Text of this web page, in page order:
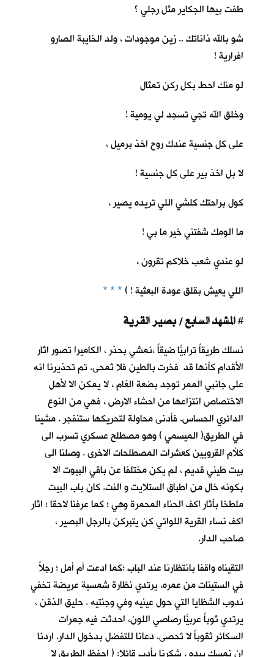
طفت بيها الجكاير مثل رجلي ؟
شو بالله ذاناتك .. زين موجودات ، ولد الخايبة الصارو
افرارية !
لو منك احط بكل ركن تمثال
وخلق الله تجي تسجد لي يومية !
على كل جنسية عندك روح اخذ برميل ،
لا بل اخذ بير على كل جنسية !
كول براحتك كلشي اللي تريده يصير ،
ما الومك شفتني خير ما بي !
لو عندي شعب خلاكم تقرون ،
اللي يعيش بقلق عودة البعثية ! )* * *
# المشهد السابع / بصير القرية
نسلك طريقاً ترابيّاً ضيقاً ،نمشي بحذر ، الكاميرا تصور اثار
الأقدام كأنها قد فخرت بالطين فلا تُمحى. تم تحذيرنا انه
على جانبي الممر توجد بضعة الغام ، لا يمكن الا لأهل
الاختصاص انتزاعها من احشاء الارض ، فهي من النوع
الدائري الحساس. فأدنى محاولة لتحريكها ستنفجر . مشينا
في الطريق( الميسمي ) وهو مصطلح عسكري تسرب الى
كلأم القرويين كعشرات المصطلحات الاخرى . وصلنا الى
بيت طيني قديم ، لم يكن مختلفا عن باقي البيوت الا
بكونه خالٍ من اطباق الستلايت و النت. كان باب البيت
ملطخا بأثار اكف الحناء المحمرة وهي ؛ كما عرفنا لاحقا ؛ اثار
اكف نساء القرية اللواتي كن يتبركن بالرجل البصير ،
صاحب الدار.
التقيناه واقفا بانتظارنا عند الباب ؛كما ادعت أم أمل ؛ رجلاً
في الستينات من عمره، يرتدي نظارة شمسية عريضة تخفي
ندوب الشظايا التي حول عينيه وفي وجنتيه . حليق الذقن ،
يرتدي ثوباً عربيّاً رصاصي اللون، احدثت فيه جمرات
السكائر ثقوباً لا تٌحصى. دعانا للتفضل بدخول الدار. اردنا